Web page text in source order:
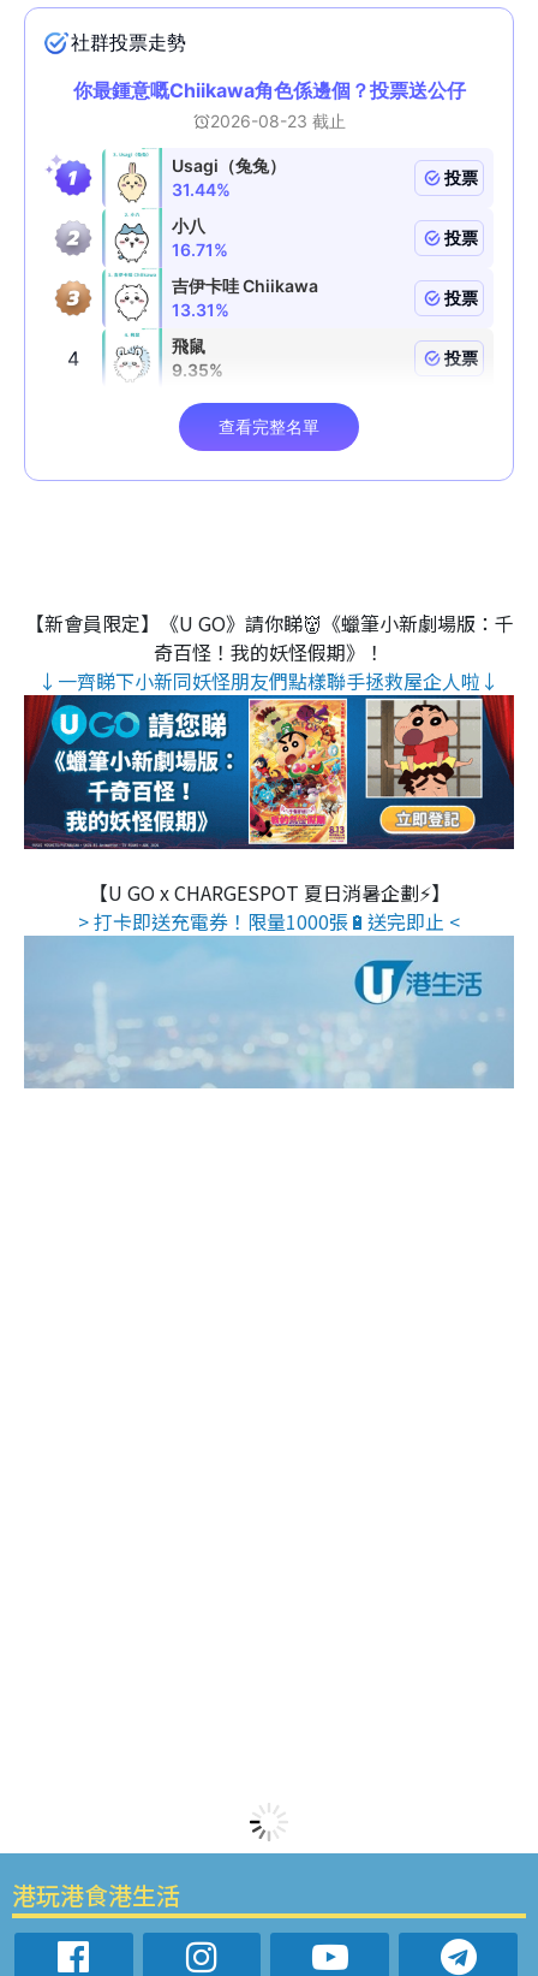
【新會員限定】《U GO》請你睇👹《蠟筆小新劇場版：千
奇百怪！我的妖怪假期》！
↓一齊睇下小新同妖怪朋友們點樣聯手拯救屋企人啦↓
【U GO x CHARGESPOT 夏日消暑企劃⚡】
> 打卡即送充電券！限量1000張🔋送完即止 <
港玩港食港生活